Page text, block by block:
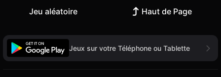
Jeu aléatoire Haut de Page
Jeux sur votre Téléphone ou Tablette